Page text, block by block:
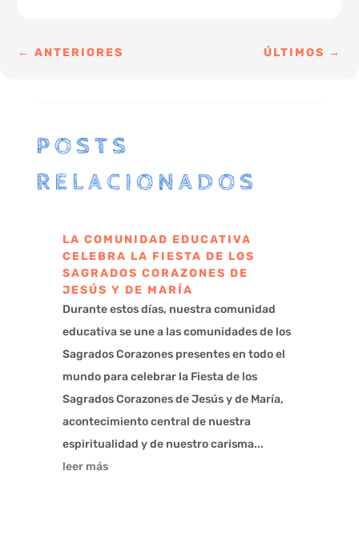
←ANTERIORES ÚLTIMOS →
POSTS
RELACIONADOS
LA COMUNIDAD EDUCATIVA
CELEBRA LA FIESTA DE LOS
SAGRADOS CORAZONES DE
JESÚS Y DE MARÍA
Durante estos días, nuestra comunidad
educativa se une a las comunidades de los
Sagrados Corazones presentes en todo el
mundo para celebrar la Fiesta de los
Sagrados Corazones de Jesús y de María,
acontecimiento central de nuestra
espiritualidad y de nuestro carisma...
leer más